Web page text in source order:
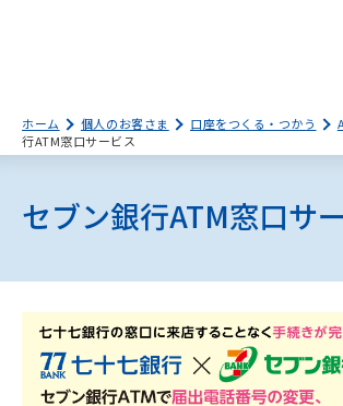
ホーム 個人のお客さま 口座をつくる・つかう
行ATM窓口サービス
セブン銀行ATM窓口サ